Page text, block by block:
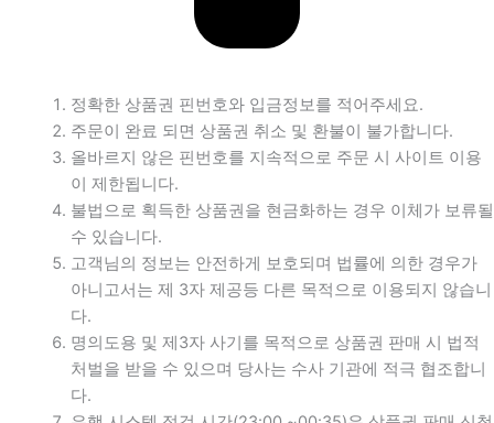
정확한 상품권 핀번호와 입금정보를 적어주세요.
주문이 완료 되면 상품권 취소 및 환불이 불가합니다.
올바르지 않은 핀번호를 지속적으로 주문 시 사이트 이용
이 제한됩니다.
불법으로 획득한 상품권을 현금화하는 경우 이체가 보류될
수 있습니다.
고객님의 정보는 안전하게 보호되며 법률에 의한 경우가
아니고서는 제 3자 제공등 다른 목적으로 이용되지 않습니
다.
명의도용 및 제3자 사기를 목적으로 상품권 판매 시 법적
처벌을 받을 수 있으며 당사는 수사 기관에 적극 협조합니
다.